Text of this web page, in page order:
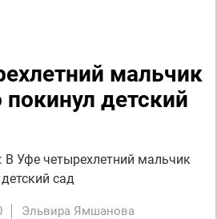
мальчик
детский
В Уфе четырехлетний мальчик
сад
Эльвира Ямшанова